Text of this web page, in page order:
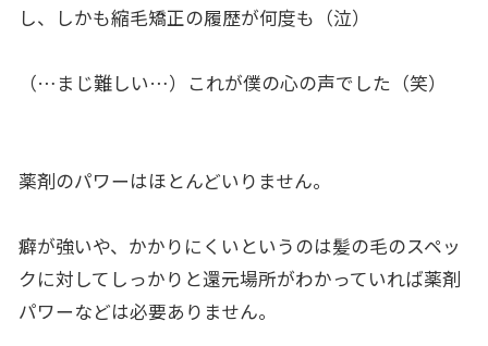
し、しかも縮毛矯正の履歴が何度も（泣）
（…まじ難しい…）これが僕の心の声でした（笑）
薬剤のパワーはほとんどいりません。
癖が強いや、かかりにくいというのは髪の毛のスペッ
クに対してしっかりと還元場所がわかっていれば薬剤
パワーなどは必要ありません。